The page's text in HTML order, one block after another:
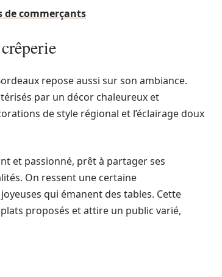
de commerçants
repose aussi sur son ambiance.
par un décor chaleureux et
de style régional et l’éclairage doux
et passionné, prêt à partager ses
On ressent une certaine
qui émanent des tables. Cette
proposés et attire un public varié,